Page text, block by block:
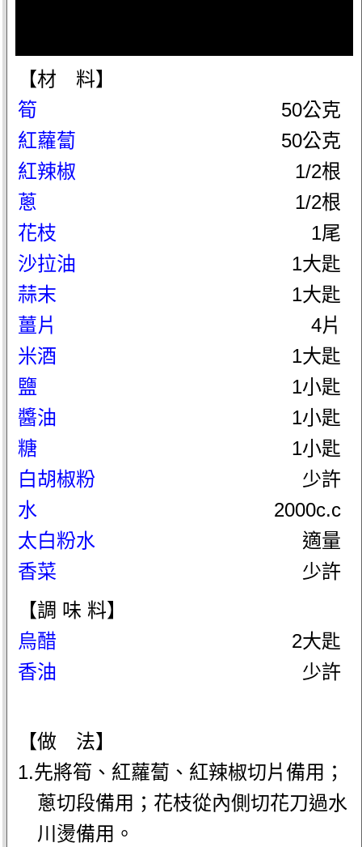
【材 料】
筍
50公克
紅蘿蔔
50公克
紅辣椒
1/2根
蔥
1/2根
花枝
1尾
沙拉油
1大匙
蒜末
1大匙
薑片
4片
米酒
1大匙
鹽
1小匙
醬油
1小匙
糖
1小匙
白胡椒粉
少許
水
2000c.c
太白粉水
適量
香菜
少許
【調 味 料】
烏醋
2大匙
香油
少許
【做 法】
1.先將筍、紅蘿蔔、紅辣椒切片備用；
蔥切段備用；花枝從內側切花刀過水
川燙備用。